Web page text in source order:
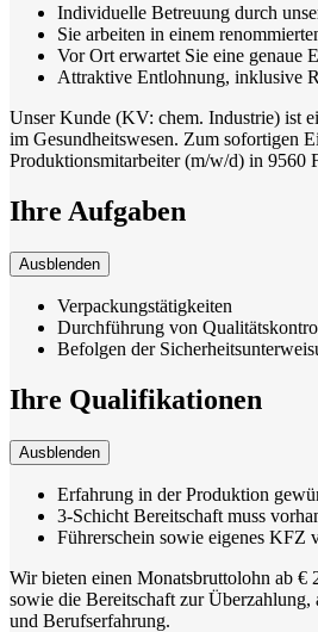
Individuelle Betreuung durch
Sie arbeiten in einem
Vor Ort erwartet Sie eine genaue
Attraktive Entlohnung, inklusive
Unser Kunde (KV: chem. Industrie) ist
im Gesundheitswesen. Zum sofortigen
Produktionsmitarbeiter (m/w/d) in 9560
Ihre Aufgaben
Ausblenden
Verpackungstätigkeiten
Durchführung von
Befolgen der
Ihre Qualifikationen
Ausblenden
Erfahrung in der Produktion
3-Schicht Bereitschaft muss
Führerschein sowie eigenes KFZ
Wir bieten einen Monatsbruttolohn ab €
sowie die Bereitschaft zur
und Berufserfahrung.